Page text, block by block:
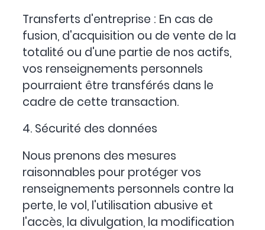
Transferts d'entreprise : En cas de
fusion, d'acquisition ou de vente de la
totalité ou d'une partie de nos actifs,
vos renseignements personnels
pourraient être transférés dans le
cadre de cette transaction.
4. Sécurité des données
Nous prenons des mesures
raisonnables pour protéger vos
renseignements personnels contre la
perte, le vol, l'utilisation abusive et
l'accès, la divulgation, la modification